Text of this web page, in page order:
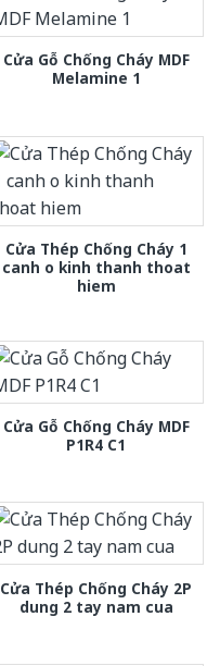
Cửa Gỗ Chống Cháy MDF
Melamine 1
Cửa Thép Chống Cháy 1
canh o kinh thanh thoat
hiem
Cửa Gỗ Chống Cháy MDF
P1R4 C1
Cửa Thép Chống Cháy 2P
dung 2 tay nam cua